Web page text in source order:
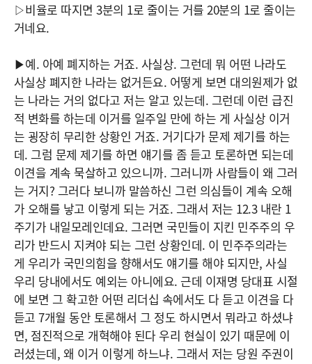
▷비율로 따지면 3분의 1로 줄이는 거를 20분의 1로 줄이는
거네요.
▶예. 아예 폐지하는 거죠. 사실상. 그런데 뭐 어떤 나라도
사실상 폐지한 나라는 없거든요. 어떻게 보면 대의원제가 없
는 나라는 거의 없다고 저는 알고 있는데. 그런데 이런 급진
적 변화를 하는데 이거를 일주일 만에 하는 게 사실상 이거
는 굉장히 무리한 상황인 거죠. 거기다가 문제 제기를 하는
데. 그럼 문제 제기를 하면 얘기를 좀 듣고 토론하면 되는데
이견을 계속 묵살하고 있으니까. 그러니까 사람들이 왜 그러
는 거지? 그러다 보니까 말씀하신 그런 의심들이 계속 오해
가 오해를 낳고 이렇게 되는 거죠. 그래서 저는 12.3 내란 1
주기가 내일모레인데요. 그러면 국민들이 지킨 민주주의 우
리가 반드시 지켜야 되는 그런 상황인데. 이 민주주의라는
게 우리가 국민의힘을 향해서도 얘기를 해야 되지만, 사실
우리 당내에서도 예외는 아니에요. 근데 이재명 당대표 시절
에 보면 그 확고한 어떤 리더십 속에서도 다 듣고 이견을 다
듣고 7개월 동안 토론해서 그 정도 하시면서 뭐라고 하셨냐
면, 점진적으로 개혁해야 된다 우리 현실이 있기 때문에 이
러셨는데, 왜 이거 이렇게 하느냐. 그래서 저는 당원 주권이